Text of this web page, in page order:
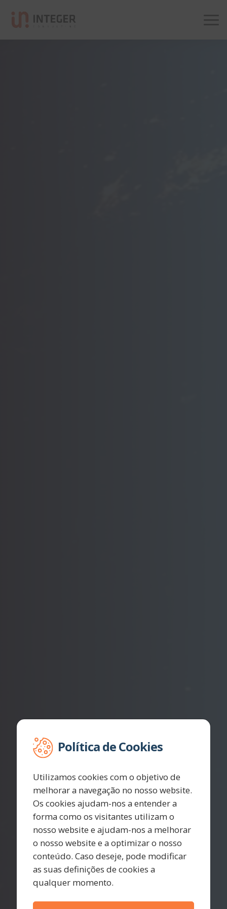
Integer Consulting
CyberSecurity
Política de Cookies
Utilizamos cookies com o objetivo de
melhorar a navegação no nosso website.
Os cookies ajudam-nos a entender a
forma como os visitantes utilizam o
nosso website e ajudam-nos a melhorar
o nosso website e a optimizar o nosso
conteúdo. Caso deseje, pode modificar
as suas definições de cookies a
qualquer momento.